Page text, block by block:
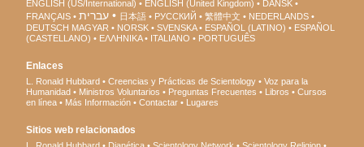
ENGLISH (US/International) ENGLISH (United Kingdom)
DANSK
FRANÇAIS
עברית 日本語 РУССКИЙ 繁體中文
NEDERLANDS
DEUTSCH MAGYAR NORSK SVENSKA ESPAÑOL (LATINO)
ESPAÑOL
(CASTELLANO)
ΕΛΛΗΝΙΚA ITALIANO PORTUGUÊS
Enlaces
L. Ronald Hubbard Creencias y Prácticas de Scientology
Voz para la
Humanidad
Ministros Voluntarios Preguntas Frecuentes Libros
Cursos
en línea
Más Información Contactar Lugares
Sitios web relacionados